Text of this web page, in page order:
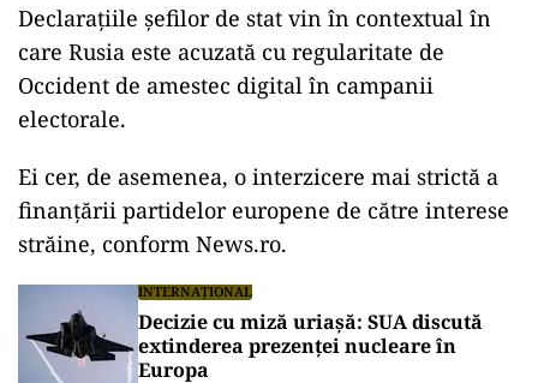
Declarațiile șefilor de stat vin în contextual în
care Rusia este acuzată cu regularitate de
Occident de amestec digital în campanii
electorale.
ad